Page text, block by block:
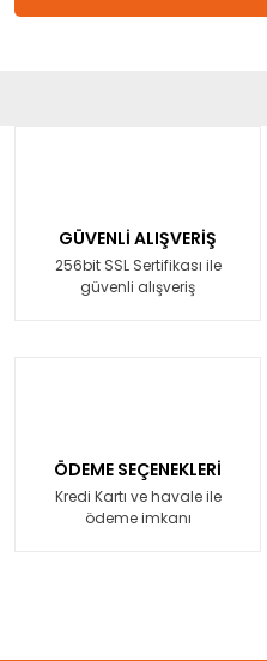
GÜVENLİ ALIŞVERİŞ
256bit SSL Sertifikası ile
güvenli alışveriş
ÖDEME SEÇENEKLERİ
Kredi Kartı ve havale ile
ödeme imkanı